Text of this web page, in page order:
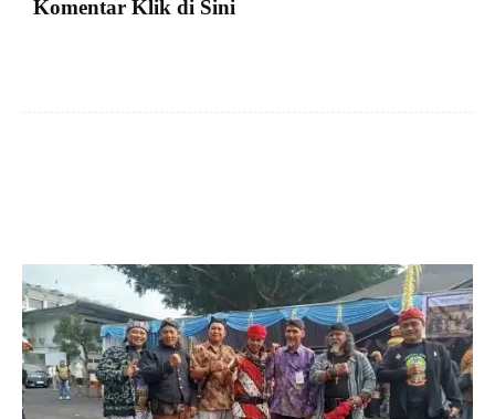
Komentar Klik di Sini